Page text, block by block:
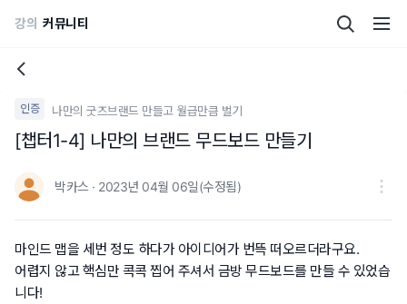
강의 커뮤니티
인증 나만의 굿즈브랜드 만들고 월급만큼 벌기
[챕터1-4] 나만의 브랜드 무드보드 만들기
박카스 · 2023년 04월 06일(수정됨)
마인드 맵을 세번 정도 하다가 아이디어가 번뜩 떠오르더라구요.
어렵지 않고 핵심만 콕콕 찝어 주셔서 금방 무드보드를 만들 수 있었습
니다!